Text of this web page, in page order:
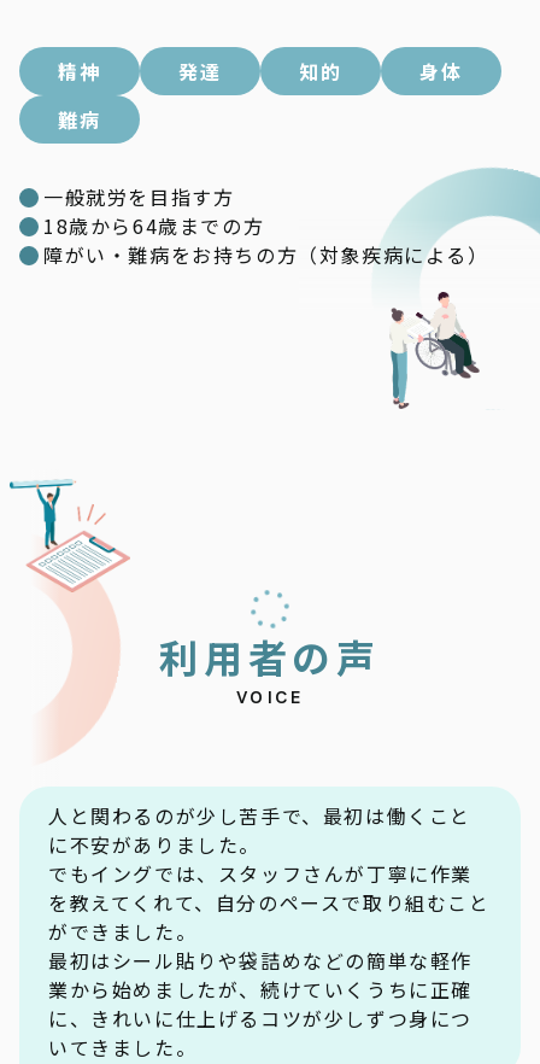
精神 発達 知的
身体
難病
一般就労を目指す方
18歳から64歳までの方
障がい・難病をお持ちの方（対象疾病による）
利用者の声
VOICE
人と関わるのが少し苦手で、最初は働くこと
に不安がありました。
でもイングでは、スタッフさんが丁寧に作業
を教えてくれて、自分のペースで取り組むこと
ができました。
最初はシール貼りや袋詰めなどの簡単な軽作
業から始めましたが、続けていくうちに正確
に、きれいに仕上げるコツが少しずつ身につ
いてきました。